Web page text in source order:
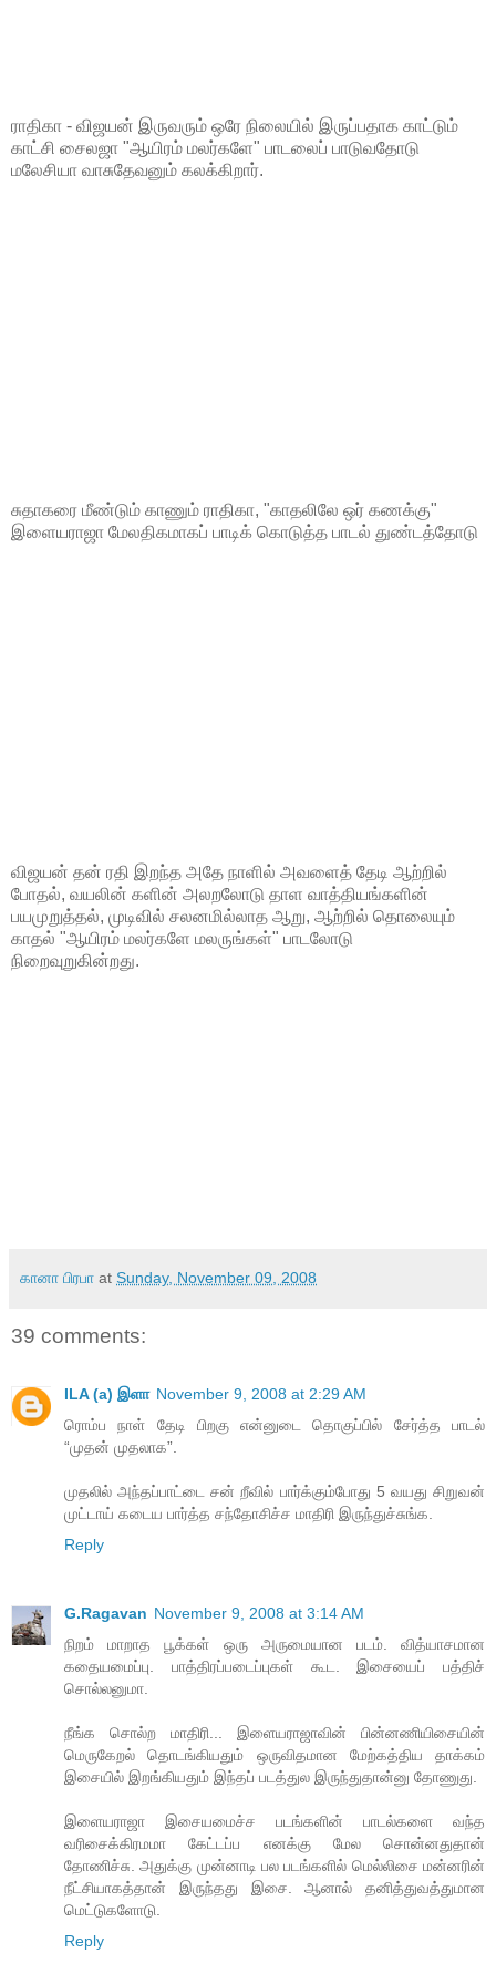
ராதிகா - விஜயன் இருவரும் ஒரே நிலையில் இருப்பதாக காட்டும்
காட்சி சைலஜா "ஆயிரம் மலர்களே" பாடலைப் பாடுவதோடு
மலேசியா வாசுதேவனும் கலக்கிறார்.
சுதாகரை மீண்டும் காணும் ராதிகா, "காதலிலே ஒர் கணக்கு"
இளையராஜா மேலதிகமாகப் பாடிக் கொடுத்த பாடல் துண்டத்தோடு
விஜயன் தன் ரதி இறந்த அதே நாளில் அவளைத் தேடி ஆற்றில்
போதல், வயலின் களின் அலறலோடு தாள வாத்தியங்களின்
பயமுறுத்தல், முடிவில் சலனமில்லாத ஆறு, ஆற்றில் தொலையும்
காதல் "ஆயிரம் மலர்களே மலருங்கள்" பாடலோடு
நிறைவுறுகின்றது.
கானா பிரபா at Sunday, November 09, 2008
39 comments:
ILA (a) இளா November 9, 2008 at 2:29 AM
ரொம்ப நாள் தேடி பிறகு என்னுடை தொகுப்பில் சேர்த்த பாடல்
“முதன் முதலாக”.
முதலில் அந்தப்பாட்டை சன் றீவில் பார்க்கும்போது 5 வயது சிறுவன்
முட்டாய் கடைய பார்த்த சந்தோசிச்ச மாதிரி இருந்துச்சுங்க.
Reply
G.Ragavan November 9, 2008 at 3:14 AM
நிறம் மாறாத பூக்கள் ஒரு அருமையான படம். வித்யாசமான
கதையமைப்பு. பாத்திரப்படைப்புகள் கூட. இசையைப் பத்திச்
சொல்லனுமா.
நீங்க சொல்ற மாதிரி... இளையராஜாவின் பின்னணியிசையின்
மெருகேறல் தொடங்கியதும் ஒருவிதமான மேற்கத்திய தாக்கம்
இசையில் இறங்கியதும் இந்தப் படத்துல இருந்துதான்னு தோணுது.
இளையராஜா இசையமைச்ச படங்களின் பாடல்களை வந்த
வரிசைக்கிரமமா கேட்டப்ப எனக்கு மேல சொன்னதுதான்
தோணிச்சு. அதுக்கு முன்னாடி பல படங்களில் மெல்லிசை மன்னரின்
நீட்சியாகத்தான் இருந்தது இசை. ஆனால் தனித்துவத்துமான
மெட்டுகளோடு.
Reply